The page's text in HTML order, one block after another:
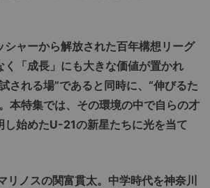
シャーから解放された百年構想リーグ
く「成長」にも大きな価値が置かれ
される場”であると同時に、“伸びるた
本特集では、その環境の中で自らの才
し始めたU-21の新星たちに光を当て
リノスの関富貫太。中学時代を神奈川